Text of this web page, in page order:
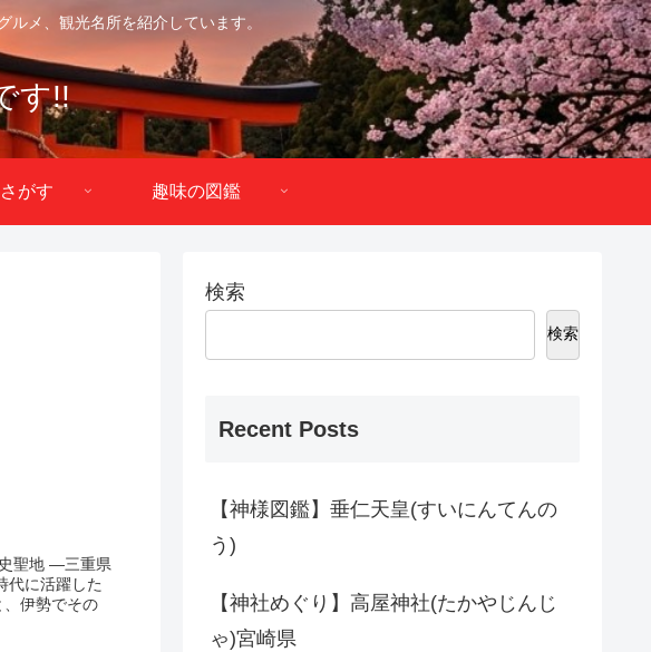
メ、観光名所を紹介しています。
す!!
がす 趣味の図鑑
聖地 —三重県
代に活躍した
、伊勢でその
検索
検索
Recent Posts
【神様図鑑】垂仁天皇(すいにんてんの
う)
【神社めぐり】高屋神社(たかやじんじ
ゃ)宮崎県